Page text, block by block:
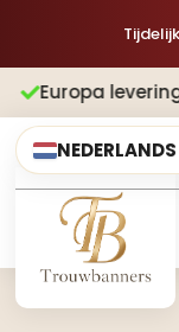
2-3
NEDERLANDS